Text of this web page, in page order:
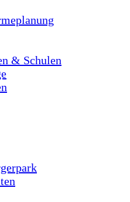
& Schulen